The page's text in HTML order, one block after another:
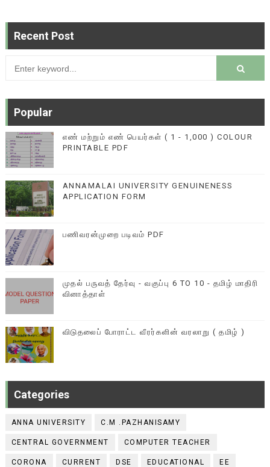
Recent Post
Popular
எண் மற்றும் எண் பெயர்கள் ( 1 - 1,000 ) COLOUR
PRINTABLE PDF
ANNAMALAI UNIVERSITY GENUINENESS
APPLICATION FORM
பணிவரன்முறை படிவம் PDF
முதல் பருவத் தேர்வு - வகுப்பு 6 TO 10 - தமிழ் மாதிரி
வினாத்தாள்
விடுதலைப் போராட்ட வீரர்களின் வரலாறு ( தமிழ் )
Categories
ANNA UNIVERSITY C.M .PAZHANISAMY
CENTRAL GOVERNMENT COMPUTER TEACHER
CORONA CURRENT DSE EDUCATIONAL EE